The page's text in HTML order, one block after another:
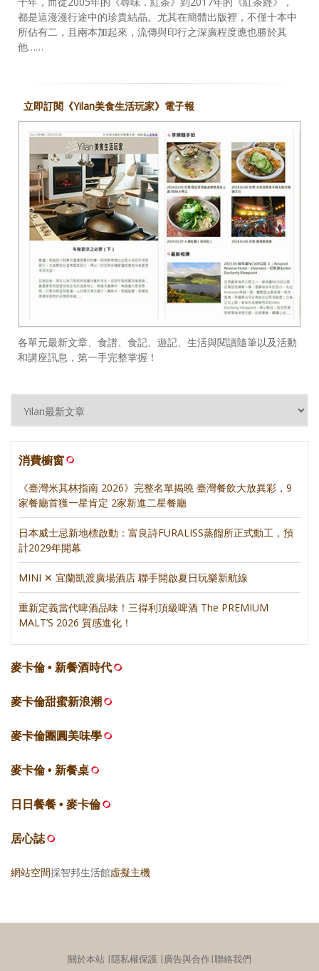
都是這漫漫行途中的珍貴結晶。尤其在簡體出版裡，不僅十本中
所佔有二，且兩本加起來，流傳與印行之深廣程度應也勝於其
他……
立即訂閱《Yilan美食生活玩家》電子報
各單元最新文章、食譜、食記、遊記、生活與閱讀隨筆以及活動
和講座訊息，第一手完整掌握！
消費櫥窗
《臺灣米其林指南 2026》完整名單揭曉 臺灣餐飲大放異彩，9
家餐廳首獲一星肯定 2家新進二星餐廳
日本威士忌新地標啟動：富良詩FURALISS蒸餾所正式動工，預
計2029年開幕
MINI ✕ 宜蘭凱渡廣場酒店 聯手開啟夏日玩樂新航線
重新定義當代啤酒品味！三得利頂級啤酒 The PREMIUM
MALT’S 2026 質感進化！
麥卡倫 • 新餐酒時代
麥卡倫甜蜜新浪潮
麥卡倫團圓美味學
麥卡倫 • 新餐桌
日日餐餐 • 麥卡倫
居心誌
網站空間採智邦生活館虛擬主機
關於本站 ∣隱私權保護 ∣廣告與合作∣聯絡我們